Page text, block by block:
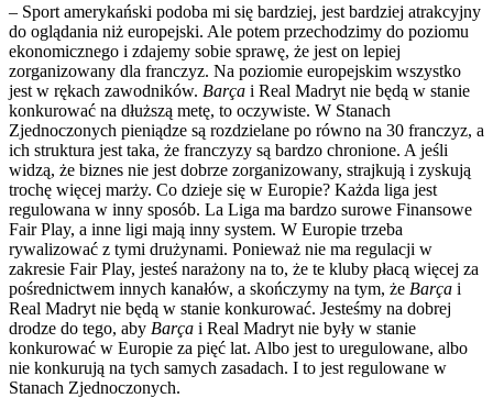
– Sport amerykański podoba mi się bardziej, jest bardziej atrakcyjny
do oglądania niż europejski. Ale potem przechodzimy do poziomu
ekonomicznego i zdajemy sobie sprawę, że jest on lepiej
zorganizowany dla franczyz. Na poziomie europejskim wszystko
jest w rękach zawodników. Barça i Real Madryt nie będą w stanie
konkurować na dłuższą metę, to oczywiste. W Stanach
Zjednoczonych pieniądze są rozdzielane po równo na 30 franczyz, a
ich struktura jest taka, że franczyzy są bardzo chronione. A jeśli
widzą, że biznes nie jest dobrze zorganizowany, strajkują i zyskują
trochę więcej marży. Co dzieje się w Europie? Każda liga jest
regulowana w inny sposób. La Liga ma bardzo surowe Finansowe
Fair Play, a inne ligi mają inny system. W Europie trzeba
rywalizować z tymi drużynami. Ponieważ nie ma regulacji w
zakresie Fair Play, jesteś narażony na to, że te kluby płacą więcej za
pośrednictwem innych kanałów, a skończymy na tym, że Barça i
Real Madryt nie będą w stanie konkurować. Jesteśmy na dobrej
drodze do tego, aby Barça i Real Madryt nie były w stanie
konkurować w Europie za pięć lat. Albo jest to uregulowane, albo
nie konkurują na tych samych zasadach. I to jest regulowane w
Stanach Zjednoczonych.